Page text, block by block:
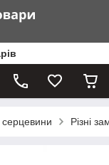
серцевини Різні